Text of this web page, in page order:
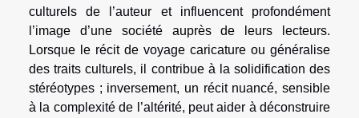
culturels de l’auteur et influencent profondément
l’image d’une société auprès de leurs lecteurs.
Lorsque le récit de voyage caricature ou généralise
des traits culturels, il contribue à la solidification des
stéréotypes ; inversement, un récit nuancé, sensible
à la complexité de l’altérité, peut aider à déconstruire